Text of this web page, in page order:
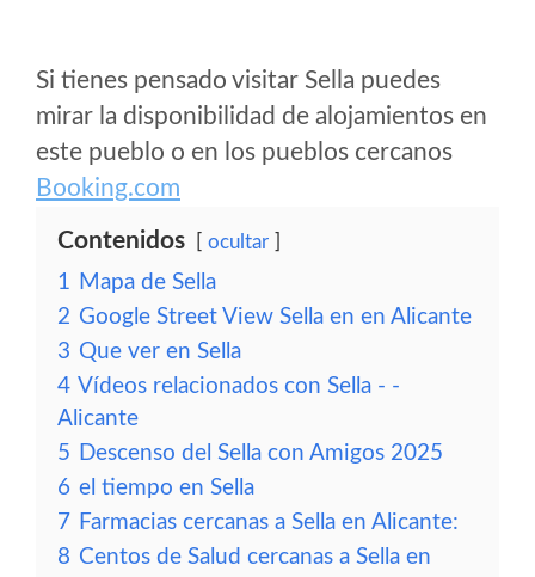
Si tienes pensado visitar Sella puedes
mirar la disponibilidad de alojamientos en
este pueblo o en los pueblos cercanos
Booking.com
Contenidos ocultar
1 Mapa de Sella
2 Google Street View Sella en en Alicante
3 Que ver en Sella
4 Vídeos relacionados con Sella - -
Alicante
5 Descenso del Sella con Amigos 2025
6 el tiempo en Sella
7 Farmacias cercanas a Sella en Alicante:
8 Centos de Salud cercanas a Sella en